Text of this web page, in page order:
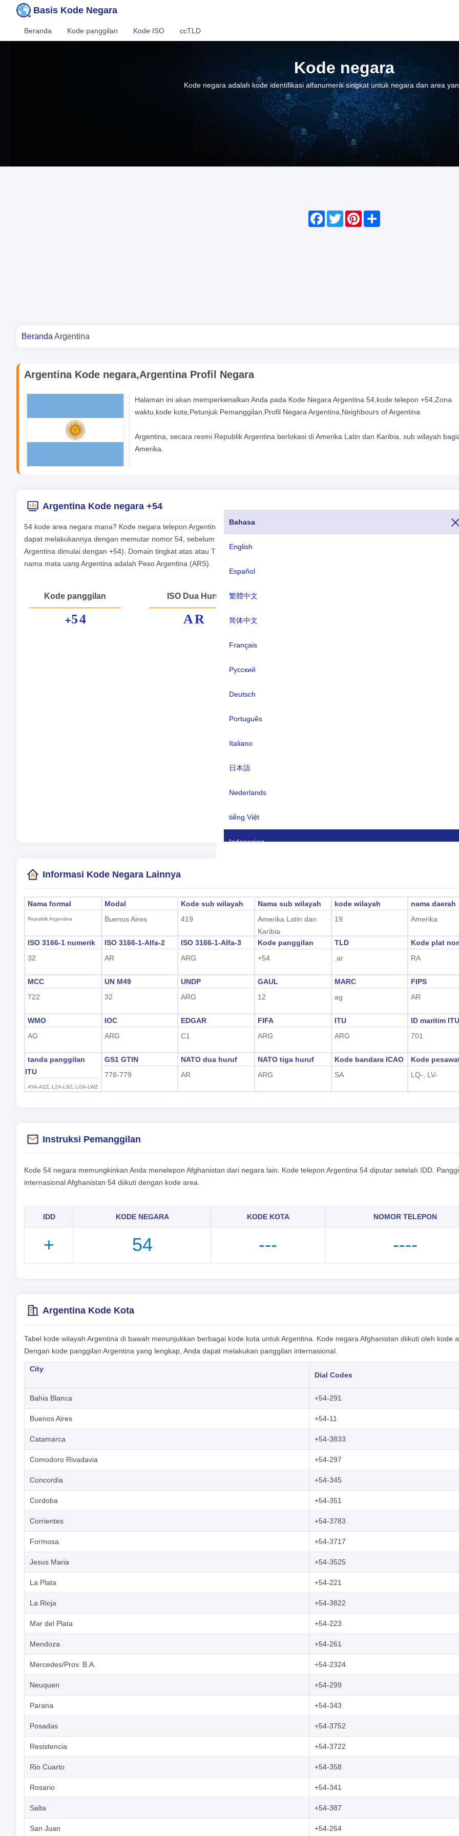
Basis Kode Negara
Bahasa
English
Español
繁體中文
简体中文
Français
Русский
Deutsch
Português
Italiano
日本語
Nederlands
tiếng Việt
Indonesian
हिंदी
Beranda Kode panggilan Kode ISO ccTLD
Kode negara
Kode negara adalah kode identifikasi alfanumerik singkat untuk negara dan area
Facebook
Twitter
Pinterest
Share
Kamu di sini
Beranda Argentina
Argentina Kode negara,Argentina Profil Negara
Halaman ini akan memperkenalkan Anda pada Kode Negara Argentina 54,kode telepon +54,Zona
waktu,kode kota,Petunjuk Pemanggilan,Profil Negara Argentina,Neighbours of Argentina
Argentina, secara resmi Republik Argentina berlokasi di Amerika Latin dan Karibia, sub wilayah
Amerika.
Argentina Kode negara +54
54 kode area negara mana? Kode negara telepon Argentina adalah nomor 54. Jika Anda ingin menelepon Argentina dari negara lain,
dapat melakukannya dengan memutar nomor 54, sebelum seluruh nomor telepon (Kode panggilan atau kode panggilan atau kode
Argentina dimulai dengan +54). Domain tingkat atas atau TLD atau domain internet khusus Negara untuk Argentina diakhiri dengan
nama mata uang Argentina adalah Peso Argentina (ARS).
Kode panggilan
+54
ISO Dua Huruf
AR
Mata uang:
Bahasa:
Zona waktu:
(Buenos Aires)
Informasi Kode Negara Lainnya
Nama formal
Republik Argentina
Modal
Buenos Aires
Kode sub wilayah
419
Nama sub wilayah
Amerika Latin dan
Karibia
kode wilayah
19
nama daerah
Amerika
ISO 3166-1 numerik
32
ISO 3166-1-Alfa-2
AR
ISO 3166-1-Alfa-3
ARG
Kode panggilan
+54
TLD
.ar
Kode plat
RA
MCC
722
UN M49
32
UNDP
ARG
GAUL
12
MARC
ag
FIPS
AR
WMO
AG
IOC
ARG
EDGAR
C1
FIFA
ARG
ITU
ARG
ID maritim ITU
701
tanda panggilan
ITU
AYA-AZZ, L2A-L9Z, LOA-LWZ
GS1 GTIN
778-779
NATO dua huruf
AR
NATO tiga huruf
ARG
Kode bandara ICAO
SA
Kode
LQ-, LV-
Instruksi Pemanggilan
Kode 54 negara memungkinkan Anda menelepon Afghanistan dari negara lain. Kode telepon Argentina 54 diputar setelah IDD.
internasional Afghanistan 54 diikuti dengan kode area.
IDD KODE NEGARA KODE KOTA NOMOR TELEPON
+ 54 --- ----
Argentina Kode Kota
Tabel kode wilayah Argentina di bawah menunjukkan berbagai kode kota untuk Argentina. Kode negara Afghanistan diikuti oleh kode
Dengan kode panggilan Argentina yang lengkap, Anda dapat melakukan panggilan internasional.
City
Dial Codes
Bahia Blanca +54-291
Buenos Aires +54-11
Catamarca +54-3833
Comodoro Rivadavia +54-297
Concordia +54-345
Cordoba +54-351
Corrientes +54-3783
Formosa +54-3717
Jesus Maria +54-3525
La Plata +54-221
La Rioja +54-3822
Mar del Plata +54-223
Mendoza +54-261
Mercedes/Prov. B.A. +54-2324
Neuquen +54-299
Parana +54-343
Posadas +54-3752
Resistencia +54-3722
Rio Cuarto +54-358
Rosario +54-341
Salta +54-387
San Juan +54-264